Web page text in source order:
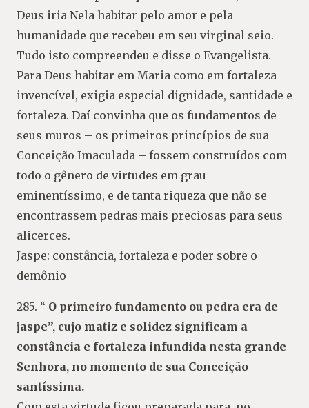
Deus iria Nela habitar pelo amor e pela
humanidade que recebeu em seu virginal seio.
Tudo isto compreendeu e disse o Evangelista.
Para Deus habitar em Maria como em fortaleza
invencível, exigia especial dignidade, santidade e
fortaleza. Daí convinha que os fundamentos de
seus muros – os primeiros princípios de sua
Conceição Imaculada – fossem construídos com
todo o gênero de virtudes em grau
eminentíssimo, e de tanta riqueza que não se
encontrassem pedras mais preciosas para seus
alicerces.
Jaspe: constância, fortaleza e poder sobre o
demônio
285. “ O primeiro fundamento ou pedra era de
jaspe”, cujo matiz e solidez significam a
constância e fortaleza infundida nesta grande
Senhora, no momento de sua Conceição
santíssima.